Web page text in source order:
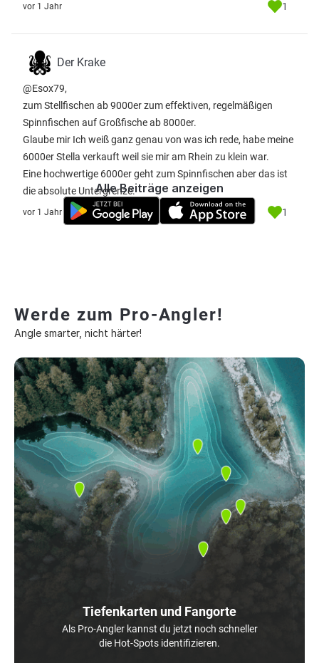
vor 1 Jahr 1
Der Krake
@Esox79,
zum Stellfischen ab 9000er zum effektiven, regelmäßigen
Spinnfischen auf Großfische ab 8000er.
Glaube mir Ich weiß ganz genau von was ich rede, habe meine
6000er Stella verkauft weil sie mir am Rhein zu klein war.
Eine hochwertige 6000er geht zum Spinnfischen aber das ist
die absolute Untergrenze.
vor 1 Jahr 1
Alle Beiträge anzeigen
Werde zum Pro-Angler!
Angle smarter, nicht härter!
Tiefenkarten und Fangorte
Als Pro-Angler kannst du jetzt noch schneller
die Hot-Spots identifizieren.